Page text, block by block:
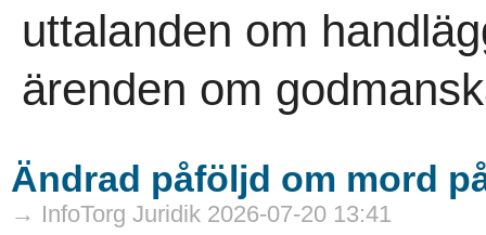
uttalanden om
ärenden om
Ändrad påföljd om mord
→ InfoTorg Juridik 2026-07-20 13:41